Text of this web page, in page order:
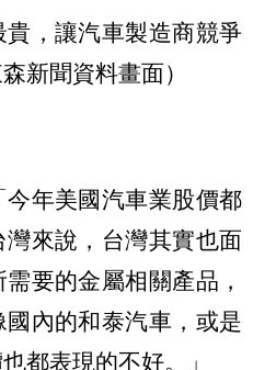
，讓汽車製造商競爭
新聞資料畫面）
年美國汽車業股價都
來說，台灣其實也面
要的金屬相關產品，
內的和泰汽車，或是
都表現的不好。」